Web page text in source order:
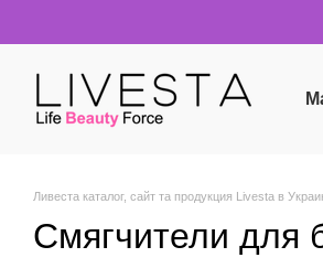
Ливеста каталог, сайт та продукция Livesta в
Смягчители для